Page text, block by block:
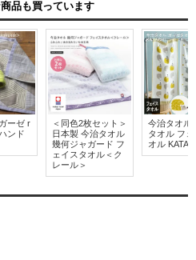
品も買っています
ーゼ r
ンド
＜同色2枚セット＞
日本製 今治タオル
幾何ジャガード フ
ェイスタオル＜ク
レール＞
今治タオル
タオル フ
オル